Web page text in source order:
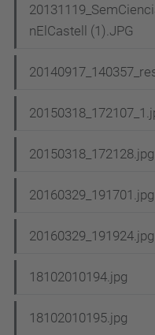
nElCastell (1).JPG
20150318_172128.jpg
20160329_191701.jpg
20160329_191924.jpg
18102010194.jpg
18102010195.jpg